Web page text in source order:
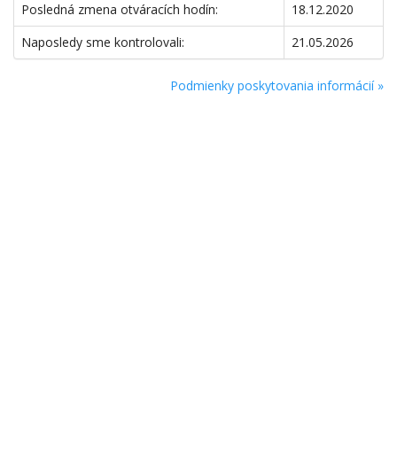
Posledná zmena otváracích hodín:
18.12.2020
Naposledy sme kontrolovali:
21.05.2026
Podmienky poskytovania informácií »